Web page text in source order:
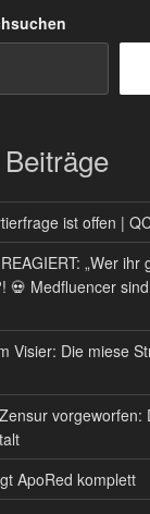
ist offen |
„Wer ihr
💀 Medfluencer
Visier: Die miese
vorgeworfen:
ApoRed komplett